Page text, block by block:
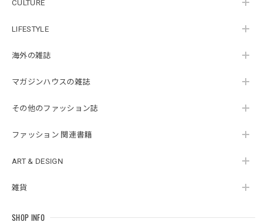
CULTURE
LIFESTYLE
海外の雑誌
マガジンハウスの雑誌
その他のファッション誌
ファッション 関連書籍
ART & DESIGN
雑貨
SHOP INFO